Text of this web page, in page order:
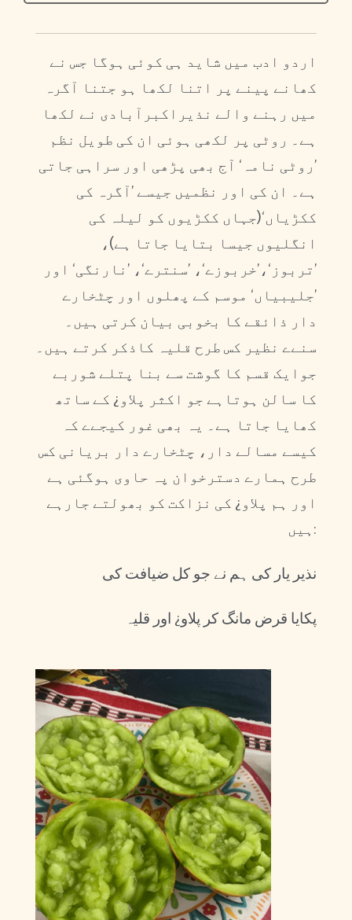
اردو ادب میں شاید ہی کوئی ہوگا جس نے
کھانے پینے پر اتنا لکھا ہو جتنا آگرہ
میں رہنے والے نذیراکبرآبادی نے لکھا
ہے۔ روٹی پر لکھی ہوئی ان کی طویل نظم
’روٹی نامہ‘ آج بھی پڑھی اور سراہی جاتی
ہے۔ ان کی اور نظمیں جیسے ’آگرہ کی
ککڑیاں‘(جہاں ککڑیوں کو لیلہ کی
انگلیوں جیسا بتایا جاتا ہے)،
’تربوز‘،’خربوزے‘، ’سنترے‘، ’نارنگی‘ اور
’جلیبیاں‘ موسم کے پھلوں اور چٹخارے
دار ذائقے کا بخوبی بیان کرتی ہیں۔
سنےے نظیر کس طرح قلیہ کاذکر کرتے ہیں۔
جوایک قسم کا گوشت سے بنا پتلے شوربے
کا سالن ہوتاہے جو اکثر پلاو¿ کے ساتھ
کھایا جاتا ہے۔ یہ بھی غور کیجےے کہ
کیسے مسالے دار، چٹخارے دار بریانی کس
طرح ہمارے دسترخوان پہ حاوی ہوگئی ہے
اور ہم پلاو¿ کی نزاکت کو بھولتے جارہے
ہیں:
نذیر یار کی ہم نے جو کل ضیافت کی
پکایا قرض مانگ کر پلاو¿ اور قلیہ